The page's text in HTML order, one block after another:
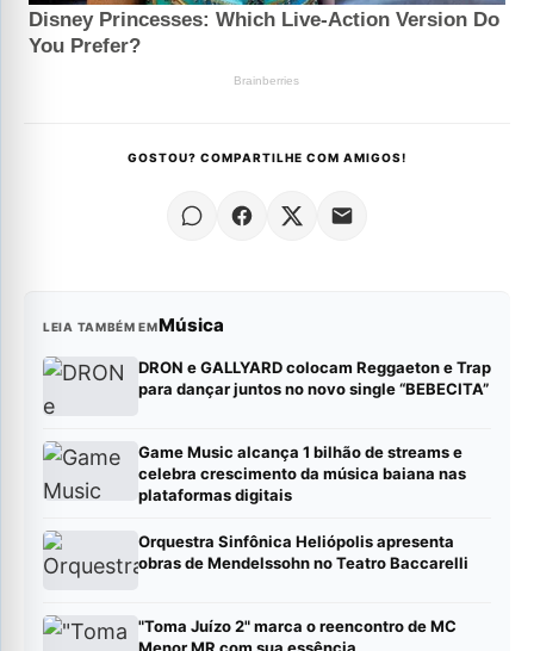
GOSTOU? COMPARTILHE COM AMIGOS!
LEIA TAMBÉM EMMúsica
DRON e GALLYARD colocam Reggaeton e Trap
para dançar juntos no novo single “BEBECITA”
Game Music alcança 1 bilhão de streams e
celebra crescimento da música baiana nas
plataformas digitais
Orquestra Sinfônica Heliópolis apresenta
obras de Mendelssohn no Teatro Baccarelli
"Toma Juízo 2" marca o reencontro de MC
Menor MR com sua essência